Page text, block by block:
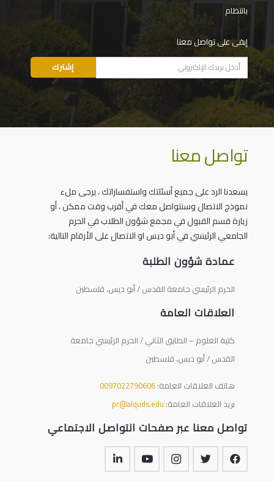
بانتظام
إبقى على تواصل معنا
تواصل معنا
يسعدنا الرد على جميع أسئلتك واستفساراتك ، يرجى ملء
نموذج الاتصال وسنتواصل معك في أقرب وقت ممكن ، أو
زيارة قسم القبول في مجمع شؤون الطلاب في الحرم
الجامعي الرئيسي في أبو ديس او الاتصال على الأرقام التالية:
عمادة شؤون الطلبة
الحرم الرئيسي جامعة القدس / أبو ديس، فلسطين
العلاقات العامة
كلية العلوم – الطابق الثاني / الحرم الرئيسي جامعة
القدس / أبو ديس، فلسطين
هاتف العلاقات العامة:0097022790606
بريد العلاقات العامة: pr@alquds.edu
تواصل معنا عبر صفحات التواصل الاجتماعي